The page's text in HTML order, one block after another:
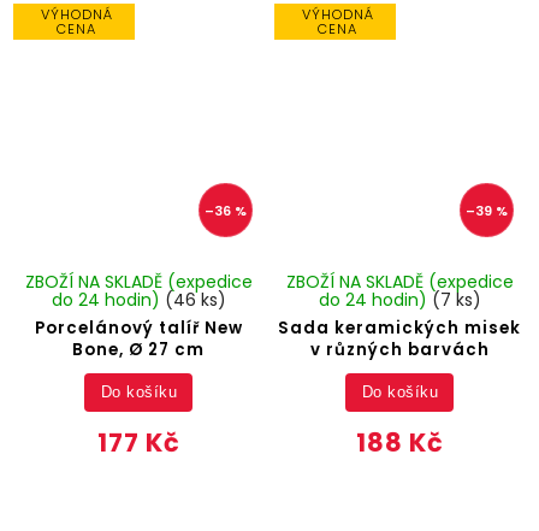
VÝHODNÁ
CENA
–36 %
Porcelánový talíř New
Bone, Ø 27 cm
ZBOŽÍ NA SKLADĚ (expedice
do 24 hodin) (46 ks)
177 Kč
Do košíku
VÝHODNÁ
CENA
–39 %
Sada keramických misek
v různých barvách
ZBOŽÍ NA SKLADĚ (expedice
do 24 hodin) (7 ks)
188 Kč
Do košíku